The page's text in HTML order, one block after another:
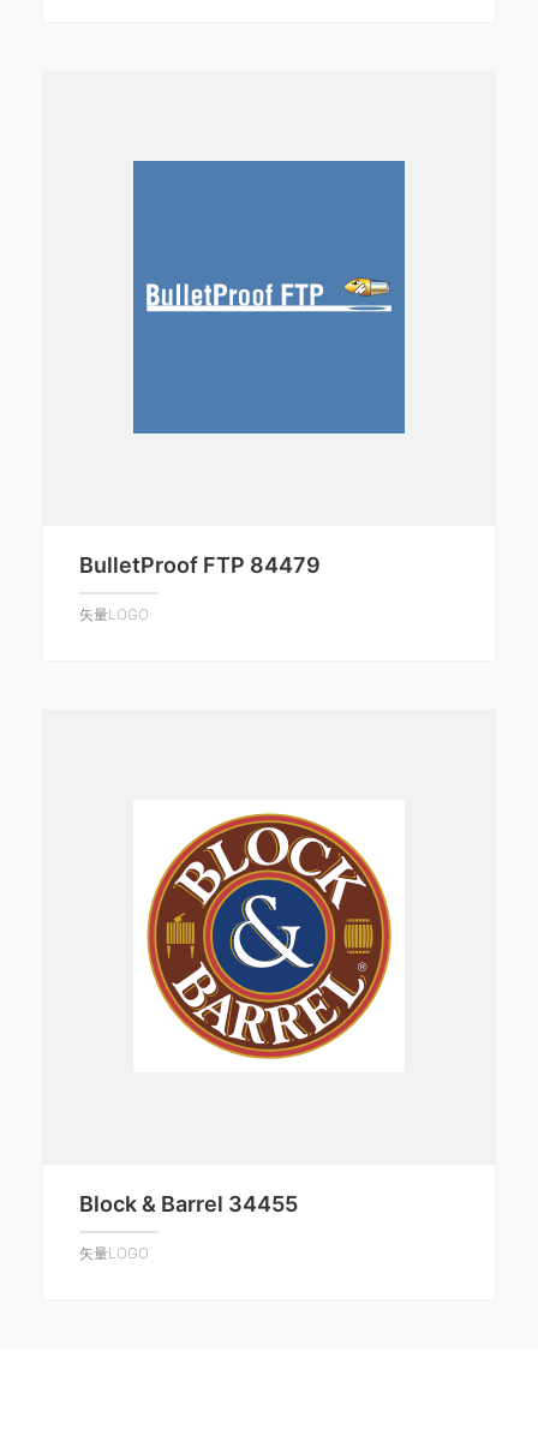
BulletProof FTP 84479
矢量LOGO
Block & Barrel 34455
矢量LOGO